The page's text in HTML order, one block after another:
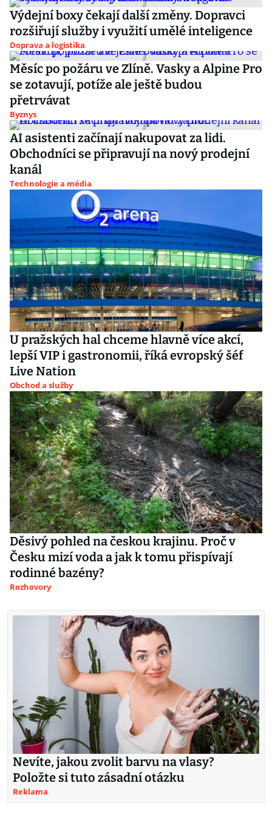
Výdejní boxy čekají další změny. Dopravci
rozšiřují služby i využití umělé inteligence
Doprava a logistika
Měsíc po požáru ve Zlíně. Vasky a Alpine Pro
se zotavují, potíže ale ještě budou
přetrvávat
Byznys
AI asistenti začínají nakupovat za lidi.
Obchodníci se připravují na nový prodejní
kanál
Technologie a média
U pražských hal chceme hlavně více akcí,
lepší VIP i gastronomii, říká evropský šéf
Live Nation
Obchod a služby
Děsivý pohled na českou krajinu. Proč v
Česku mizí voda a jak k tomu přispívají
rodinné bazény?
Rozhovory
Nevíte, jakou zvolit barvu na vlasy?
Položte si tuto zásadní otázku
Reklama